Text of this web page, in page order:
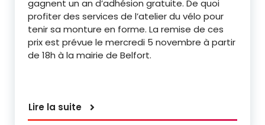
gagnent un an d’adhésion gratuite. De quoi
profiter des services de l’atelier du vélo pour
tenir sa monture en forme. La remise de ces
prix est prévue le mercredi 5 novembre à partir
de 18h à la mairie de Belfort.
Lire la suite